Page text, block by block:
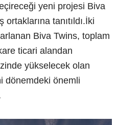
yeni projesi Biva
ortaklarına tanıtıldı.İki
Biva Twins, toplam
ticari alandan
yükselecek olan
dönemdeki önemli